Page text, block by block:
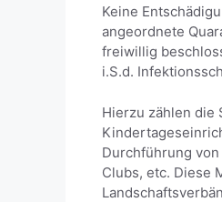
Keine
angeordnete
freiwillig
i.S.d.
Hierzu zählen die
Durchführung
Clubs, etc. Diese